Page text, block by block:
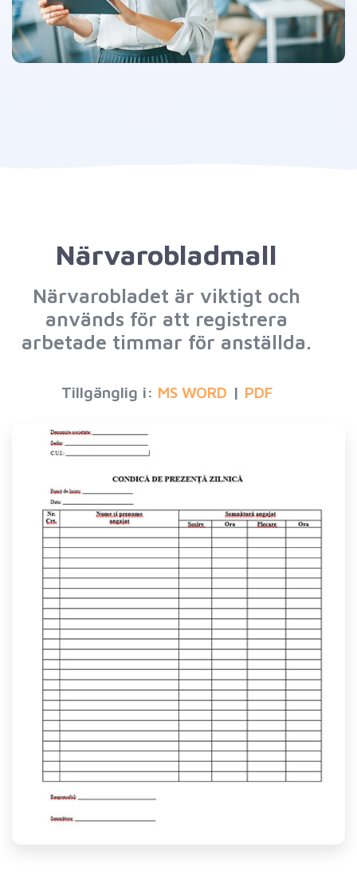
Närvarobladmall
Närvarobladet är viktigt och
används för att registrera
arbetade timmar för anställda.
Tillgänglig i: MS WORD | PDF